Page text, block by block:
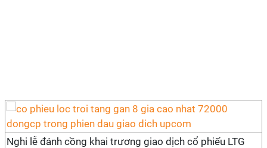
Nghi lễ đánh cồng khai trương giao dịch cổ phiếu LTG